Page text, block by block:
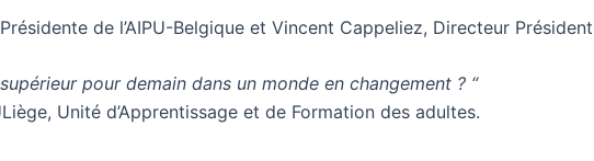
de l’AIPU-Belgique et Vincent Cappeliez, Directeur
pour demain dans un monde en changement ? “
Unité d’Apprentissage et de Formation des adultes.